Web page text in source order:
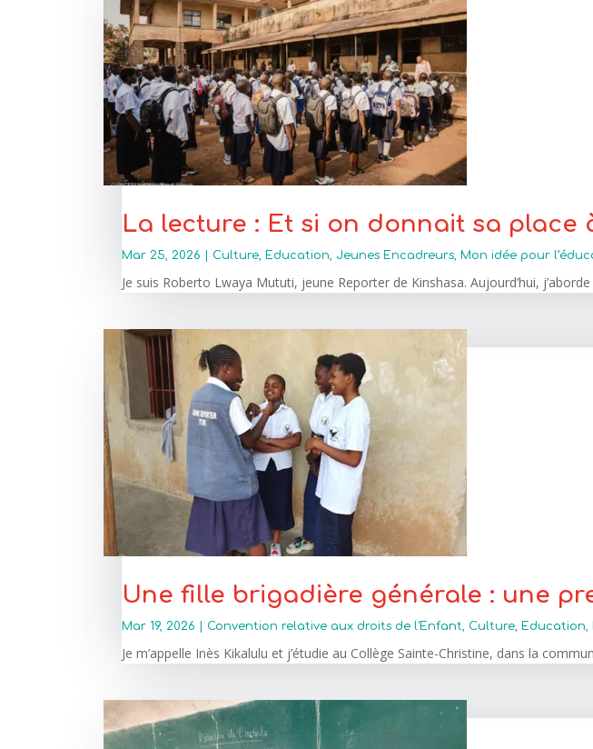
La lecture : Et si on donnait sa place
Mar 25, 2026 Culture, Education, Jeunes Encadreurs, Mon idée pour
Je suis Roberto Lwaya Mututi, jeune Reporter de Kinshasa. Aujourd’hui,
Une fille brigadière générale : une
Mar 19, 2026 Convention relative aux droits de l'Enfant, Culture, Education,
Je m’appelle Inès Kikalulu et j’étudie au Collège Sainte-Christine, dans la